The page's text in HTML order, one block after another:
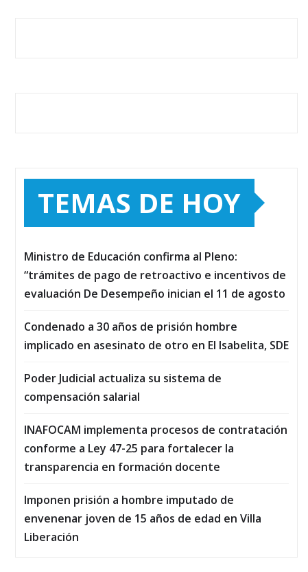
TEMAS DE HOY
Ministro de Educación confirma al Pleno:
“trámites de pago de retroactivo e incentivos de
evaluación De Desempeño inician el 11 de agosto
Condenado a 30 años de prisión hombre
implicado en asesinato de otro en El Isabelita, SDE
Poder Judicial actualiza su sistema de
compensación salarial
INAFOCAM implementa procesos de contratación
conforme a Ley 47-25 para fortalecer la
transparencia en formación docente
Imponen prisión a hombre imputado de
envenenar joven de 15 años de edad en Villa
Liberación